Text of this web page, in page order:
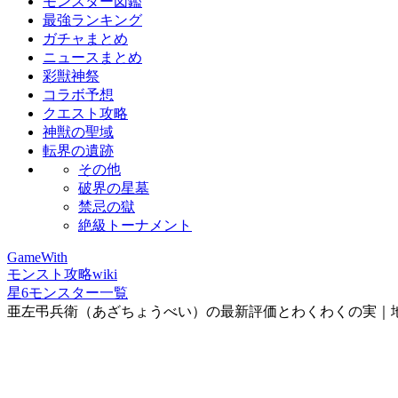
最強ランキング
ガチャまとめ
ニュースまとめ
彩獣神祭
コラボ予想
クエスト攻略
神獣の聖域
転界の遺跡
その他
破界の星墓
禁忌の獄
絶級トーナメント
GameWith
モンスト攻略wiki
星6モンスター一覧
亜左弔兵衛（あざちょうべい）の最新評価とわくわくの実｜